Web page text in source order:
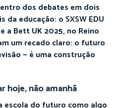
dos debates em dois
educação: o SXSW EDU
a Bett UK 2025, no Reino
um recado claro: o futuro
— é uma construção
hoje, não amanhã
escola do futuro como algo